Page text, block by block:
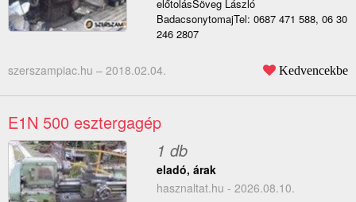
előtolásSöveg László
BadacsonytomajTel: 0687 471 588, 06 30
246 2807
szerszampiac.hu – 2018.02.04. Kedvencekbe
E1N 500 esztergagép
1 db
eladó, árak
hasznaltat.hu - 2026.08.10.